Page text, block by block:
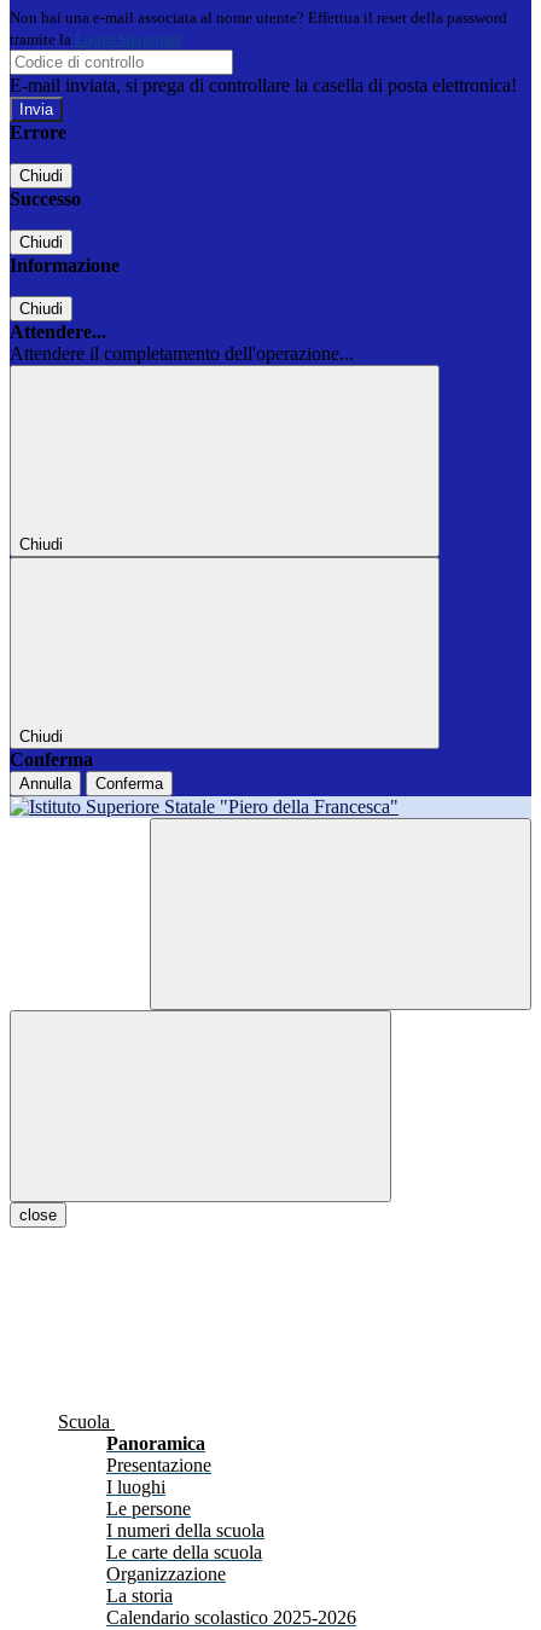
Non hai una e-mail associata al nome utente? Effettua il reset della password
tramite la Login Spaggiari
E-mail inviata, si prega di controllare la casella di posta elettronica!
Errore
Chiudi
Successo
Chiudi
Informazione
Chiudi
Attendere...
Attendere il completamento dell'operazione...
Chiudi
Chiudi
Conferma
Annulla Conferma
close
Scuola
Panoramica
Presentazione
I luoghi
Le persone
I numeri della scuola
Le carte della scuola
Organizzazione
La storia
Calendario scolastico 2025-2026